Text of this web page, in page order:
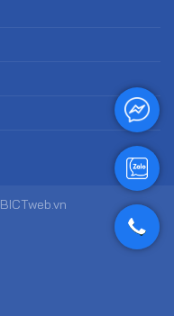
BICTweb.vn